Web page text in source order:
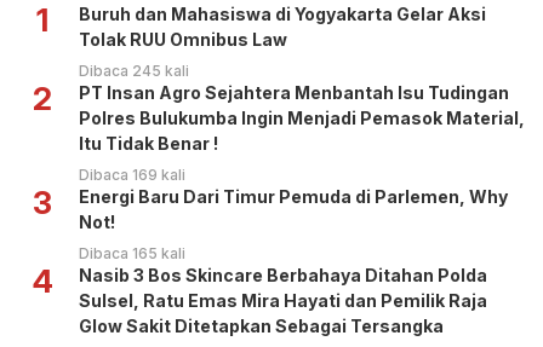
1
Buruh dan Mahasiswa di Yogyakarta Gelar Aksi
Tolak RUU Omnibus Law
Dibaca 245 kali
2
PT Insan Agro Sejahtera Menbantah Isu Tudingan
Polres Bulukumba Ingin Menjadi Pemasok Material,
Itu Tidak Benar !
Dibaca 169 kali
3
Energi Baru Dari Timur Pemuda di Parlemen, Why
Not!
Dibaca 165 kali
4
Nasib 3 Bos Skincare Berbahaya Ditahan Polda
Sulsel, Ratu Emas Mira Hayati dan Pemilik Raja
Glow Sakit Ditetapkan Sebagai Tersangka